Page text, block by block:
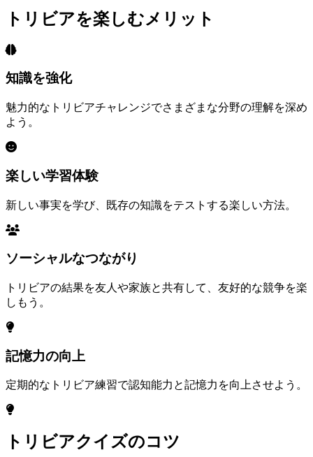
トリビアを楽しむメリット
知識を強化
魅力的なトリビアチャレンジでさまざまな分野の理解を深め
よう。
楽しい学習体験
新しい事実を学び、既存の知識をテストする楽しい方法。
ソーシャルなつながり
トリビアの結果を友人や家族と共有して、友好的な競争を楽
しもう。
記憶力の向上
定期的なトリビア練習で認知能力と記憶力を向上させよう。
トリビアクイズのコツ